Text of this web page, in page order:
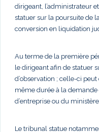
dirigeant, l’administrateur
statuer sur la poursuite de
conversion en liquidation
Au terme de la première
le dirigeant afin de statuer
d’observation ; celle-ci
même durée à la demande
d’entreprise ou du
Le tribunal statue